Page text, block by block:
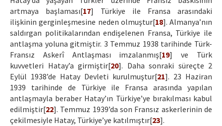
artmaya başlaması[17] Türkiye ile Fransa arasındaki
ilişkinin gerginleşmesine neden olmuştur[18]. Almanya’nın
saldırgan politikalarından endişelenen Fransa, Türkiye ile
antlaşma yoluna gitmiştir. 3 Temmuz 1938 tarihinde Türk-
Fransız Askerî Antlaşması imzalanmış[19] ve Türk
kuvvetleri Hatay’a girmiştir[20]. Daha sonraki süreçte 2
Eylül 1938’de Hatay Devleti kurulmuştur[21]. 23 Haziran
1939 tarihinde de Türkiye ile Fransa arasında yapılan
antlaşmayla beraber Hatay’ın Türkiye’ye bırakılması kabul
edilmiştir[22]. Temmuz 1939’da son Fransız askerlerinin de
çekilmesiyle Hatay, Türkiye’ye katılmıştır[23].